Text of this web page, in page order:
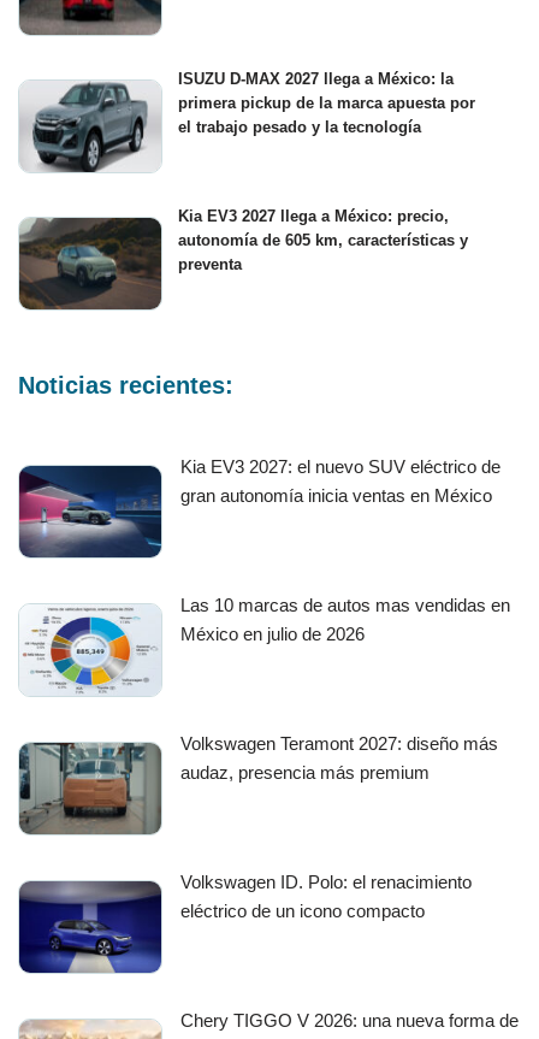
ISUZU D-MAX 2027 llega a México: la
primera pickup de la marca apuesta por
el trabajo pesado y la tecnología
Kia EV3 2027 llega a México: precio,
autonomía de 605 km, características y
preventa
Noticias recientes:
Kia EV3 2027: el nuevo SUV eléctrico de
gran autonomía inicia ventas en México
Las 10 marcas de autos mas vendidas en
México en julio de 2026
Volkswagen Teramont 2027: diseño más
audaz, presencia más premium
Volkswagen ID. Polo: el renacimiento
eléctrico de un icono compacto
Chery TIGGO V 2026: una nueva forma de